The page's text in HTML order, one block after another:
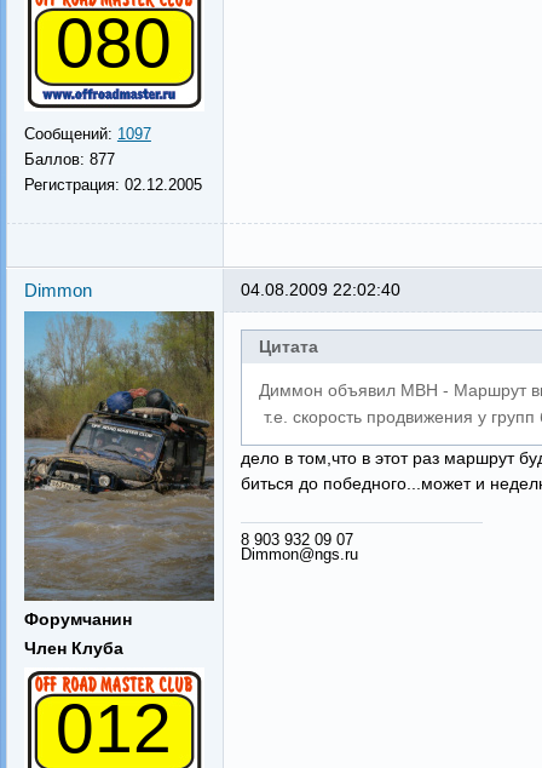
080
Сообщений: 1097
Баллов: 877
Регистрация: 02.12.2005
Dimmon
Форумчанин
Член Клуба
012
04.08.2009 22:02:40
Цитата
Диммон объявил МВН - Маршрут
т.е. скорость продвижения у
дело в том,что в этот раз маршрут
биться до победного...может и
8 903 932 09 07
Dimmon@ngs.ru